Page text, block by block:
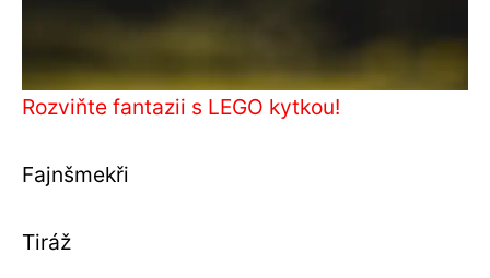
Rozviňte fantazii s LEGO kytkou!
Fajnšmekři
Tiráž